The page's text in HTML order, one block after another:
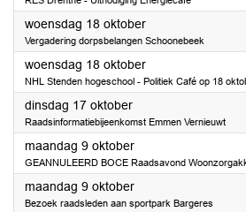
woensdag 18 oktober2023
Vergadering dorpsbelangen Schoonebeek
woensdag 18 oktober2023
NHL Stenden hogeschool - Politiek Café op 18
dinsdag 17 oktober2023
Raadsinformatiebijeenkomst Emmen Vernieuwt
maandag 9 oktober2023
GEANNULEERD BOCE Raadsavond
maandag 9 oktober2023
Bezoek raadsleden aan sportpark Bargeres